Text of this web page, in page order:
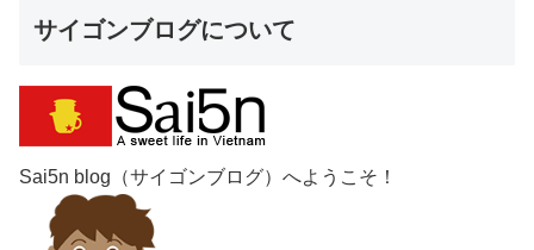
サイゴンブログについて
Sai5n blog（サイゴンブログ）へようこそ！